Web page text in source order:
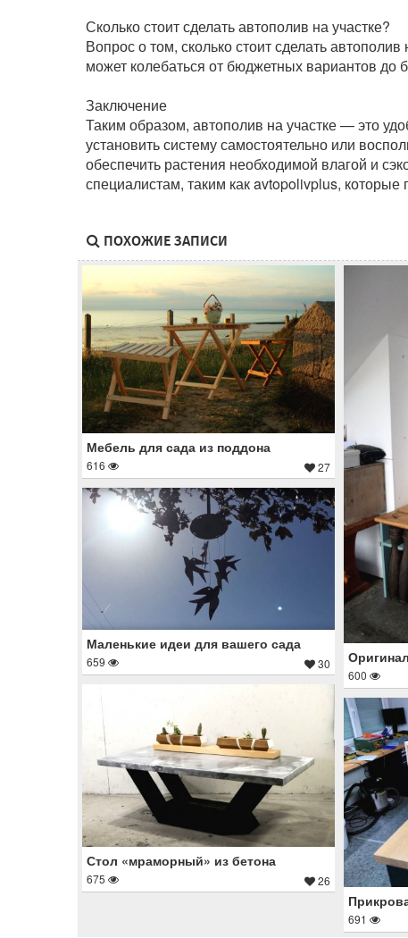
Сколько стоит сделать автополив на участке?
Вопрос о том, сколько стоит сделать
может колебаться от бюджетных вариантов до
Заключение
Таким образом, автополив на участке — это
установить систему самостоятельно или
обеспечить растения необходимой влагой и
специалистам, таким как avtopolivplus,
ПОХОЖИЕ ЗАПИСИ
Мебель для сада из поддона
616 27
600
Маленькие идеи для вашего сада
659 30
Стол «мраморный» из бетона
675 26
691